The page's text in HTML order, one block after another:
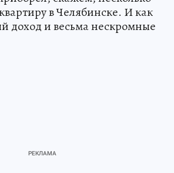
в Челябинске. И как
доход и весьма нескромные